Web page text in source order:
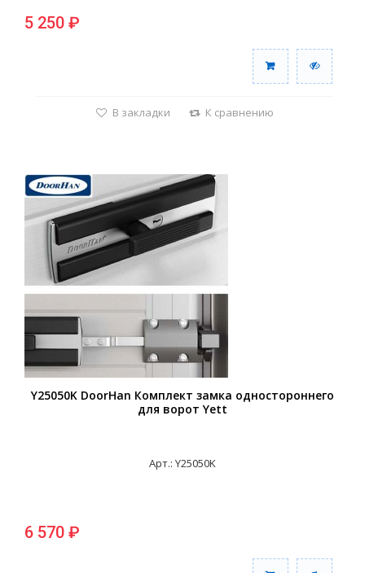
5 250 ₽
В закладки К сравнению
Y25050K DoorHan Комплект замка одностороннего
для ворот Yett
Арт.: Y25050K
6 570 ₽